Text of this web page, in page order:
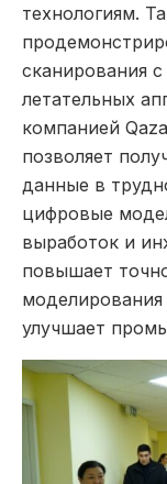
технологиям.
сканирования
летательных
компанией
позволяет
данные в
цифровые
выработок и
повышает
улучшает